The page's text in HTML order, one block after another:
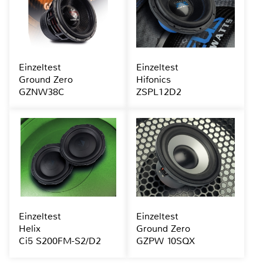
Einzeltest
Ground Zero
GZNW38C
Einzeltest
Hifonics
ZSPL12D2
Einzeltest
Helix
Ci5 S200FM-S2/D2
Einzeltest
Ground Zero
GZPW 10SQX